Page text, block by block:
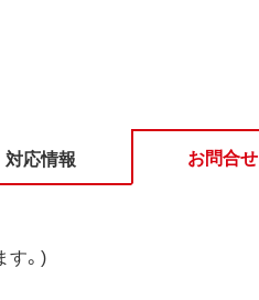
対応情報 お問合せ
す。)